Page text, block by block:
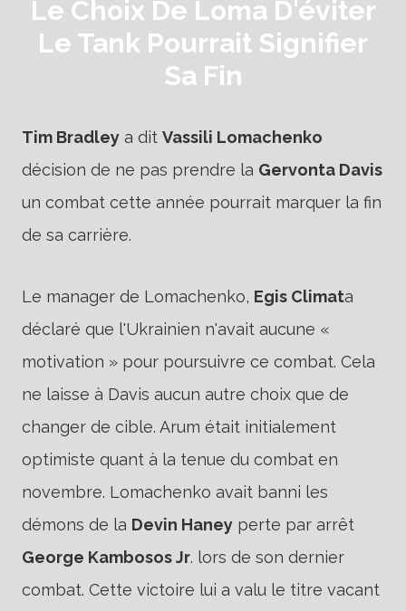
Le Choix De Loma D'éviter
Le Tank Pourrait Signifier
Sa Fin
Tim Bradley a dit Vassili Lomachenko
décision de ne pas prendre la Gervonta Davis
un combat cette année pourrait marquer la fin
de sa carrière.
Le manager de Lomachenko, Egis Climata
déclaré que l'Ukrainien n'avait aucune «
motivation » pour poursuivre ce combat. Cela
ne laisse à Davis aucun autre choix que de
changer de cible. Arum était initialement
optimiste quant à la tenue du combat en
novembre. Lomachenko avait banni les
démons de la Devin Haney perte par arrêt
George Kambosos Jr. lors de son dernier
combat. Cette victoire lui a valu le titre vacant